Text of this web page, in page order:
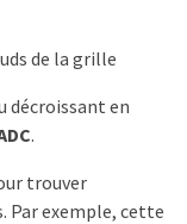
de la grille
décroissant en
.
trouver
Par exemple, cette